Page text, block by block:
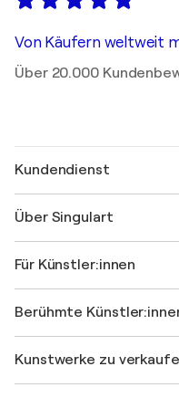
Von Käufern weltweit
Über 20.000
Kundendienst
Versand
Einen Gutschein
Werden Sie Mitglied
Ihr Konto
+49 30 31196995
Über Singulart
FAQ
Singulart-Magazin
Jobs
Entdecken Sie kuratierte
Für Künstler:innen
Als Künstler anmelden
Berühmte
Marc Chagall
Kunstwerke zu